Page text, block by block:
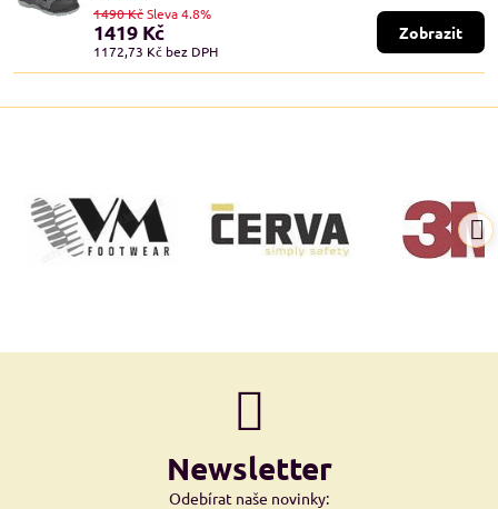
1419 Kč
1172,73 Kč bez DPH
1490 KčSleva 4.8%
Zobrazit
Newsletter
Odebírat naše novinky: